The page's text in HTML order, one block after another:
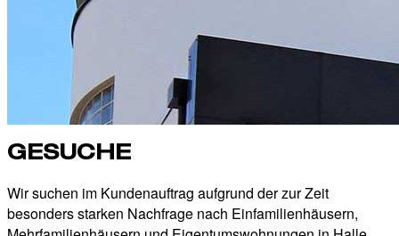
GESUCHE
Wir suchen im Kundenauftrag aufgrund der zur Zeit
besonders starken Nachfrage nach Einfamilienhäusern,